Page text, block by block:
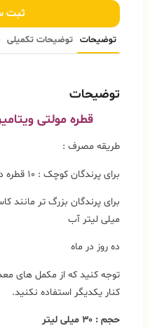
ثبت
توضیحات توضیحات تکمیلی
توضیحات
قطرهمولتی
طریقه مصرف :
برای پرندگان کوچک : ۱۰ قطره در ۵۰ میلی لیتر آب
میلی لیتر آب
ده روز در ماه
توجه کنید که از مکمل های
کنار یکدیگر استفاده نکنید.
حجم : ۳۰ میلی لیتر